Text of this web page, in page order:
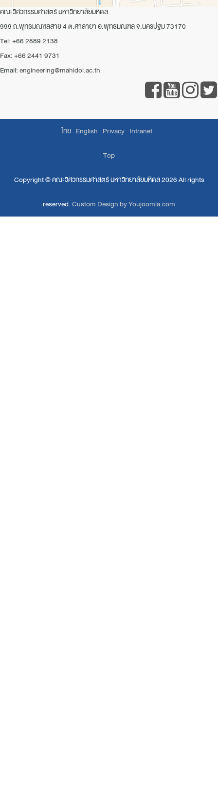
คณะวิศวกรรมศาสตร์ มหาวิทยาลัยมหิดล
999 ถ.พุทธมณฑลสาย 4 ต.ศาลายา อ.พุทธมณฑล จ.นครปฐม 73170
Tel: +66 2889 2138
Fax: +66 2441 9731
Email:engineering@mahidol.ac.th
ไทย English Privacy Intranet
Top
Copyright ©คณะวิศวกรรมศาสตร์ มหาวิทยาลัยมหิดล2026 All rights
reserved.Custom Design by Youjoomla.com